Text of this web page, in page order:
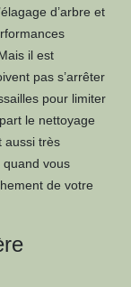
d’arbre et
il est
pas s’arrêter
pour limiter
le nettoyage
aussi très
vous
de votre